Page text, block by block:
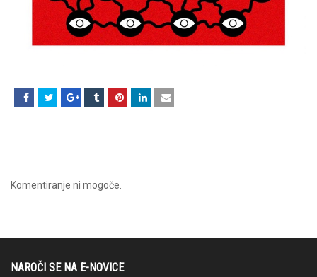
Komentiranje ni mogoče.
NAROČI SE NA E-NOVICE